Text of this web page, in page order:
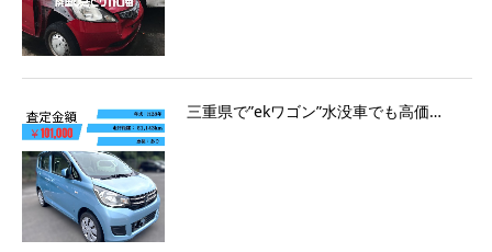
三重県で”ekワゴン”水没車でも高価…